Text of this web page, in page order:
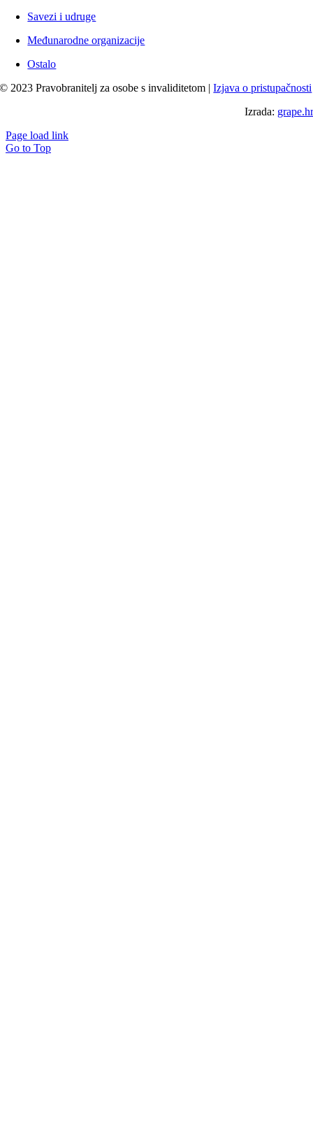
Savezi i udruge
Međunarodne organizacije
Ostalo
© 2023 Pravobranitelj za osobe s invaliditetom |Izjava o pristupačnosti
Izrada: grape.hr
Page load link
Go to Top